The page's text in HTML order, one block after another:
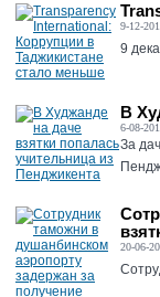
9-12-
9
В
6-08-
За
20-06-